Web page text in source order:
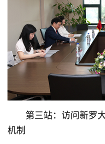
第三站：访问新罗
机制